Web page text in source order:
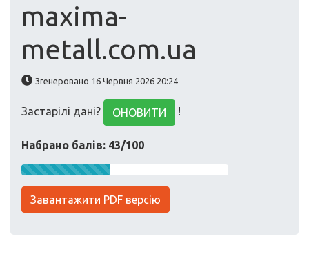
maxima-
metall.com.ua
Згенеровано 16 Червня 2026 20:24
Застарілі дані? ОНОВИТИ !
Набрано балів: 43/100
Завантажити PDF версію